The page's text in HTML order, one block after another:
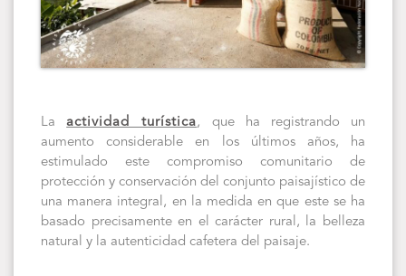
Laactividad turística, que ha registrando un
aumento considerable en los últimos años, ha
estimulado este compromiso comunitario de
protección y conservación del conjunto paisajístico de
una manera integral, en la medida en que este se ha
basado precisamente en el carácter rural, la belleza
natural y la autenticidad cafetera del paisaje.